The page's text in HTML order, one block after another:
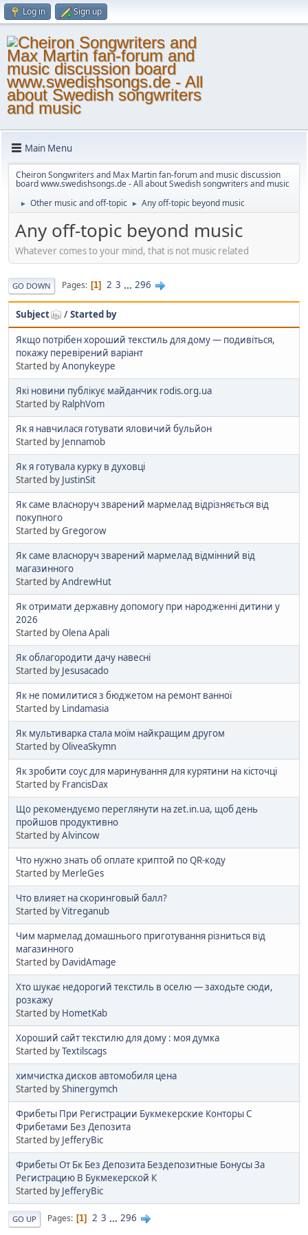
Log in Sign up
Main Menu
Cheiron Songwriters and Max Martin fan-forum and music discussion
board www.swedishsongs.de - All about Swedish songwriters and music
► Other music and off-topic ► Any off-topic beyond music
Any off-topic beyond music
Whatever comes to your mind, that is not music related
GO DOWN Pages 1 2 3 ... 296
Subject /Started by
Якщо потрібен хороший текстиль для дому — подивіться,
покажу перевірений варіант
Started byAnonykeype
Які новини публікує майданчик rodis.org.ua
Started by RalphVom
Як я навчилася готувати яловичий бульйон
Started by Jennamob
Як я готувала курку в духовці
Started by JustinSit
Як саме власноруч зварений мармелад відрізняється від
покупного
Started byGregorow
Як саме власноруч зварений мармелад відмінний від
магазинного
Started byAndrewHut
Як отримати державну допомогу при народженні дитини у
2026
Started byOlena Apali
Як облагородити дачу навесні
Started by Jesusacado
Як не помилитися з бюджетом на ремонт ванної
Started by Lindamasia
Як мультиварка стала моїм найкращим другом
Started byOliveaSkymn
Як зробити соус для маринування для курятини на кісточці
Started by FrancisDax
Що рекомендуємо переглянути на zet.in.ua, щоб день
пройшов продуктивно
Started byAlvincow
Что нужно знать об оплате криптой по QR-коду
Started by MerleGes
Что влияет на скоринговый балл?
Started byVitreganub
Чим мармелад домашнього приготування різниться від
магазинного
Started by DavidAmage
Хто шукає недорогий текстиль в оселю — заходьте сюди,
розкажу
Started by HometKab
Хороший сайт текстилю для дому : моя думка
Started byTextilscags
химчистка дисков автомобиля цена
Started byShinergymch
Фрибеты При Регистрации Букмекерские Конторы С
Фрибетами Без Депозита
Started by JefferyBic
Фрибеты От Бк Без Депозита Бездепозитные Бонусы За
Регистрацию В Букмекерской К
Started by JefferyBic
GO UP Pages 1 2 3 ... 296